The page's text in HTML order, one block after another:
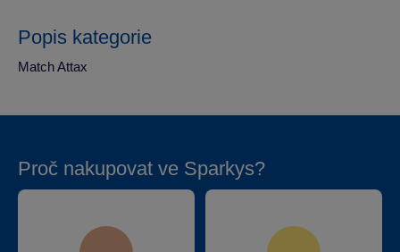
Popis kategorie
Match Attax
Proč nakupovat ve Sparkys?